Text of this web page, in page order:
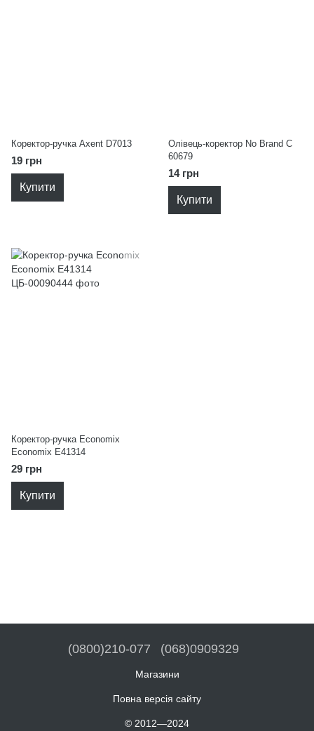
Коректор-ручка Axent D7013
19 грн
Купити
Олівець-коректор No Brand С
60679
14 грн
Купити
Коректор-ручка Economix
Economix E41314
29 грн
Купити
(0800)210-077 (068)0909329
Магазини
Повна версія сайту
© 2012—2024